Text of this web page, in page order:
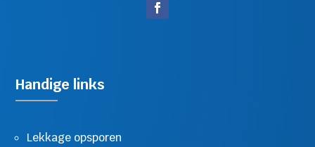
Handige links
Lekkage opsporen